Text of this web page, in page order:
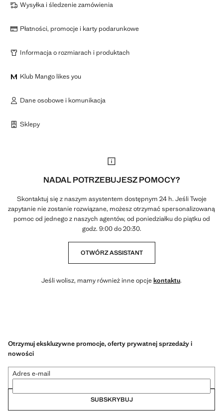
Wysyłka i śledzenie zamówienia
Płatności, promocje i karty podarunkowe
Informacja o rozmiarach i produktach
Klub Mango likes you
Dane osobowe i komunikacja
Sklepy
NADAL POTRZEBUJESZ POMOCY?
Skontaktuj się z naszym asystentem dostępnym 24 h. Jeśli Twoje
zapytanie nie zostanie rozwiązane, możesz otrzymać spersonalizowaną
pomoc od jednego z naszych agentów, od poniedziałku do piątku od
godz. 9:00 do 20:30.
OTWÓRZ ASSISTANT
Jeśli wolisz, mamy również inne opcjekontaktu.
Otrzymuj ekskluzywne promocje, oferty prywatnej sprzedaży i
nowości
Adres e-mail
SUBSKRYBUJ